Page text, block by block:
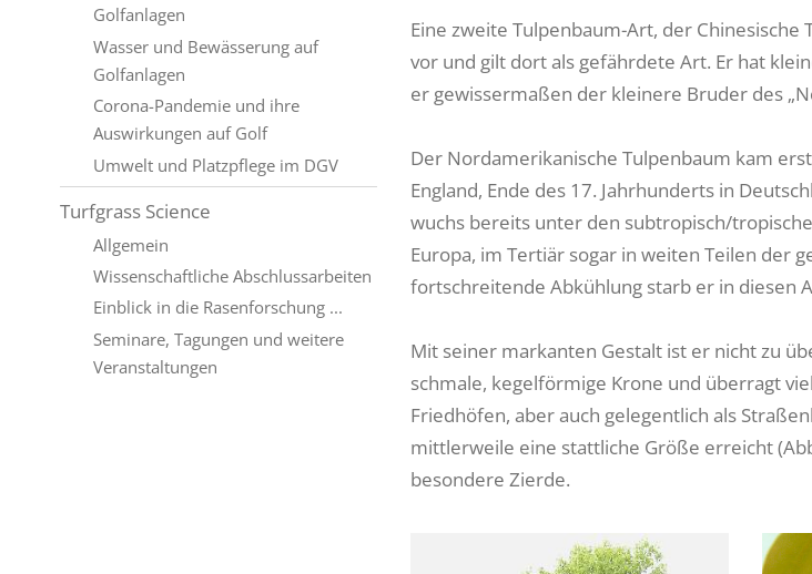
Eine zweite Tulpenbaum-Art, der Chinesische
vor und gilt dort als gefährdete Art. Er hat
er gewissermaßen der kleinere Bruder des
Der Nordamerikanische Tulpenbaum kam
England, Ende des 17. Jahrhunderts in
wuchs bereits unter den subtropisch/
Europa, im Tertiär sogar in weiten Teilen der
fortschreitende Abkühlung starb er in diesen
Mit seiner markanten Gestalt ist er nicht zu
schmale, kegelförmige Krone und überragt
Friedhöfen, aber auch gelegentlich als
mittlerweile eine stattliche Größe erreicht
besondere Zierde.
Golfanlagen
Wasser und Bewässerung auf
Golfanlagen
Corona-Pandemie und ihre
Auswirkungen auf Golf
Umwelt und Platzpflege im DGV
Turfgrass Science
Allgemein
Wissenschaftliche Abschlussarbeiten
Einblick in die Rasenforschung ...
Seminare, Tagungen und weitere
Veranstaltungen